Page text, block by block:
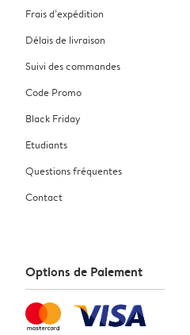
Frais d’expédition
Délais de livraison
Suivi des commandes
Code Promo
Black Friday
Etudiants
Questions fréquentes
Contact
Options de Paiement